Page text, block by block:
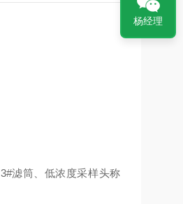
3#滤筒、低浓度采样头称
杨经理